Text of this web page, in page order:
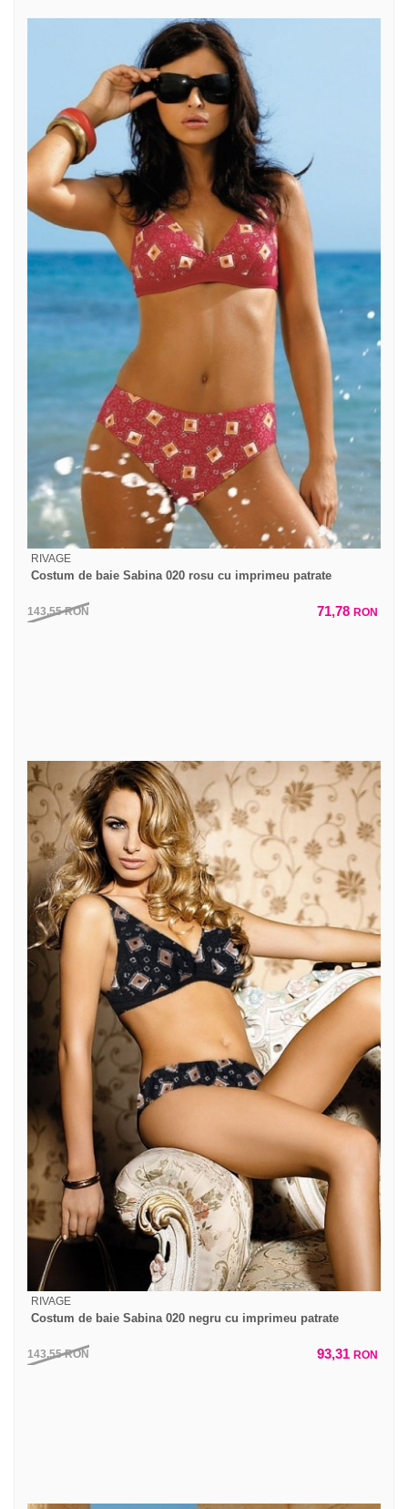
RIVAGE
Costum de baie Sabina 020 rosu cu imprimeu patrate
143,55RON 71,78 RON
RIVAGE
Costum de baie Sabina 020 negru cu imprimeu patrate
143,55RON 93,31 RON